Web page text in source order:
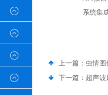
系统集成
上一篇： 虫情
下一篇： 超声